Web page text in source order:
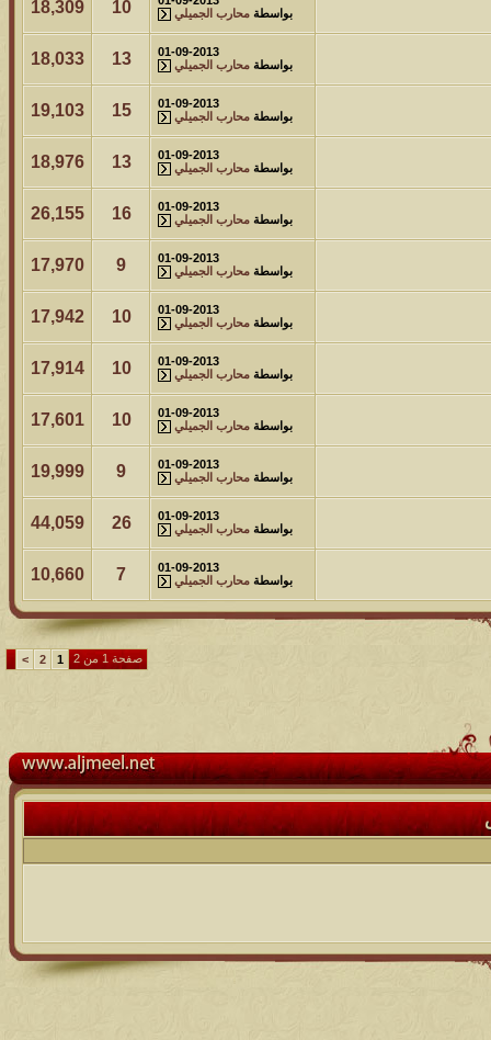
بواسطة محارب الجميلي 10
18,309
01-09-2013
بواسطة محارب الجميلي 13
18,033
01-09-2013
بواسطة محارب الجميلي 15
19,103
01-09-2013
بواسطة محارب الجميلي 13
18,976
01-09-2013
بواسطة محارب الجميلي 16
26,155
01-09-2013
بواسطة محارب الجميلي 9
17,970
01-09-2013
بواسطة محارب الجميلي 10
17,942
01-09-2013
بواسطة محارب الجميلي 10
17,914
01-09-2013
بواسطة محارب الجميلي 10
17,601
01-09-2013
بواسطة محارب الجميلي 9
19,999
01-09-2013
بواسطة محارب الجميلي 26
44,059
01-09-2013
بواسطة محارب الجميلي 7
10,660
صفحة 1 من 2 1
2
>